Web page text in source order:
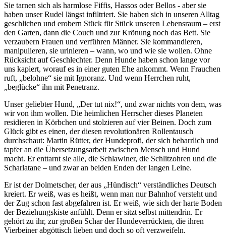
Sie tarnen sich als harmlose Fiffis, Hassos oder Bellos - aber sie
haben unser Rudel längst infiltriert. Sie haben sich in unseren Alltag
geschlichen und erobern Stück für Stück unseren Lebensraum – erst
den Garten, dann die Couch und zur Krönung noch das Bett. Sie
verzaubern Frauen und verführen Männer. Sie kommandieren,
manipulieren, sie urinieren – wann, wo und wie sie wollen. Ohne
Rücksicht auf Geschlechter. Denn Hunde haben schon lange vor
uns kapiert, worauf es in einer guten Ehe ankommt. Wenn Frauchen
ruft, „belohne“ sie mit Ignoranz. Und wenn Herrchen ruht,
„beglücke“ ihn mit Penetranz.
Unser geliebter Hund, „Der tut nix!“, und zwar nichts von dem, was
wir von ihm wollen. Die heimlichen Herrscher dieses Planeten
residieren in Körbchen und stolzieren auf vier Beinen. Doch zum
Glück gibt es einen, der diesen revolutionären Rollentausch
durchschaut: Martin Rütter, der Hundeprofi, der sich beharrlich und
tapfer an die Übersetzungsarbeit zwischen Mensch und Hund
macht. Er enttarnt sie alle, die Schlawiner, die Schlitzohren und die
Scharlatane – und zwar an beiden Enden der langen Leine.
Er ist der Dolmetscher, der aus „Hündisch“ verständliches Deutsch
kreiert. Er weiß, was es heißt, wenn man nur Bahnhof versteht und
der Zug schon fast abgefahren ist. Er weiß, wie sich der harte Boden
der Beziehungskiste anfühlt. Denn er sitzt selbst mittendrin. Er
gehört zu ihr, zur großen Schar der Hundeverrückten, die ihren
Vierbeiner abgöttisch lieben und doch so oft verzweifeln.